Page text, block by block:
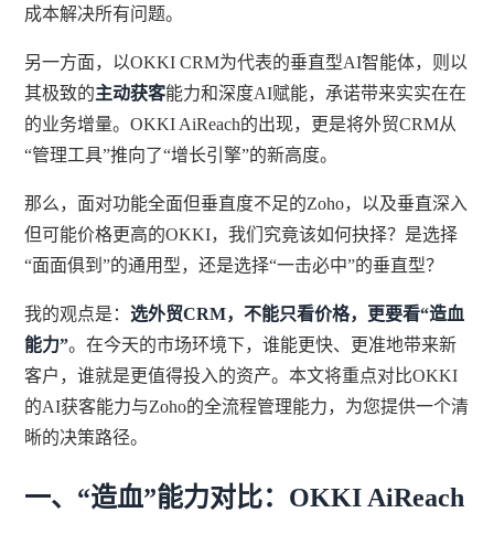
成本解决所有问题。
另一方面，以OKKI CRM为代表的垂直型AI智能体，则以
其极致的主动获客能力和深度AI赋能，承诺带来实实在在
的业务增量。OKKI AiReach的出现，更是将外贸CRM从
“管理工具”推向了“增长引擎”的新高度。
那么，面对功能全面但垂直度不足的Zoho，以及垂直深入
但可能价格更高的OKKI，我们究竟该如何抉择？是选择
“面面俱到”的通用型，还是选择“一击必中”的垂直型？
我的观点是：选外贸CRM，不能只看价格，更要看“造血
能力”。在今天的市场环境下，谁能更快、更准地带来新
客户，谁就是更值得投入的资产。本文将重点对比OKKI
的AI获客能力与Zoho的全流程管理能力，为您提供一个清
晰的决策路径。
一、“造血”能力对比：OKKI AiReach